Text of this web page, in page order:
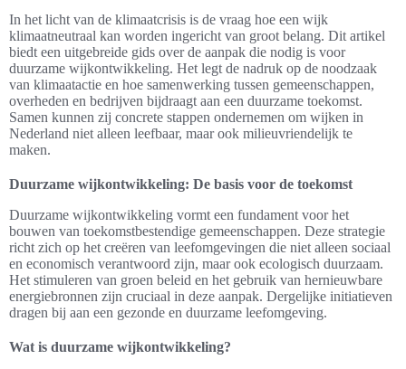
In het licht van de klimaatcrisis is de vraag hoe een wijk
klimaatneutraal kan worden ingericht van groot belang. Dit artikel
biedt een uitgebreide gids over de aanpak die nodig is voor
duurzame wijkontwikkeling. Het legt de nadruk op de noodzaak
van klimaatactie en hoe samenwerking tussen gemeenschappen,
overheden en bedrijven bijdraagt aan een duurzame toekomst.
Samen kunnen zij concrete stappen ondernemen om wijken in
Nederland niet alleen leefbaar, maar ook milieuvriendelijk te
maken.
Duurzame wijkontwikkeling: De basis voor de toekomst
Duurzame wijkontwikkeling vormt een fundament voor het
bouwen van toekomstbestendige gemeenschappen. Deze strategie
richt zich op het creëren van leefomgevingen die niet alleen sociaal
en economisch verantwoord zijn, maar ook ecologisch duurzaam.
Het stimuleren van groen beleid en het gebruik van hernieuwbare
energiebronnen zijn cruciaal in deze aanpak. Dergelijke initiatieven
dragen bij aan een gezonde en duurzame leefomgeving.
Wat is duurzame wijkontwikkeling?